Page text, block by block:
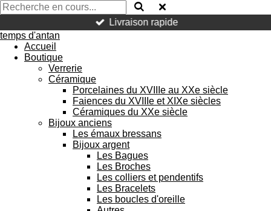
Livraison rapide
temps d'antan
Accueil
Boutique
Verrerie
Céramique
Porcelaines du XVIIIe au XXe siècle
Faiences du XVIIIe et XIXe siècles
Céramiques du XXe siècle
Bijoux anciens
Les émaux bressans
Bijoux argent
Les Bagues
Les Broches
Les colliers et pendentifs
Les Bracelets
Les boucles d'oreille